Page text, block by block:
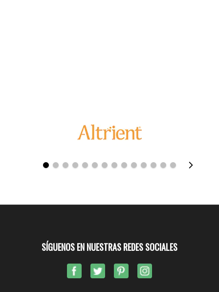
SÍGUENOS EN NUESTRAS REDES SOCIALES